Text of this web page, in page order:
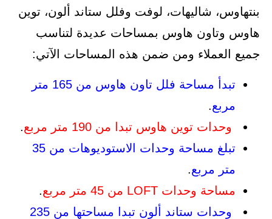
بنتهاوس، شاليهات، لوفت وفلل ستاند ألون، توين
هاوس وتاون هاوس بمساحات عديدة لتناسب
جميع العملاء ومن ضمن هذه المساحات الآتي:
تبدأ مساحة فلل تاون هاوس من 165 متر
مربع.
وحدات توين هاوس تبدا من 190 متر مربع
.
تبلغ مساحة وحدات الاستوديوهات من 35
متر مربع.
مساحة وحدات LOFT من 45 متر مربع
.
وحدات ستاند ألون تبدا مساحتها من 235